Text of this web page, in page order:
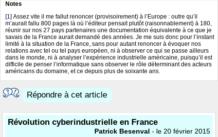
Notes
[1] Assez vite il me fallut renoncer (provisoirement) à l’Europe : outre qu’il
m’aurait fallu 800 pages là où l’éditeur pensait plutôt (raisonnablement) à 180,
réunir sur nos 27 pays partenaires une documentation équivalente à ce que je
savais de la France aurait demandé des années. Je me suis donc pour l’instant
limité à la situation de la France, sans pour autant renoncer à évoquer nos
relations avec tel ou tel pays européen, ni à observer ce qui se passe ailleurs
dans le monde, ni à analyser l’expérience industrielle américaine, puisqu’il est
difficile de penser l’informatique sans observer le rôle déterminant des acteurs
américains du domaine, et ce depuis plus de soixante ans.
Répondre à cet article
Révolution cyberindustrielle en France
Patrick Besenval - le 20 février 2015